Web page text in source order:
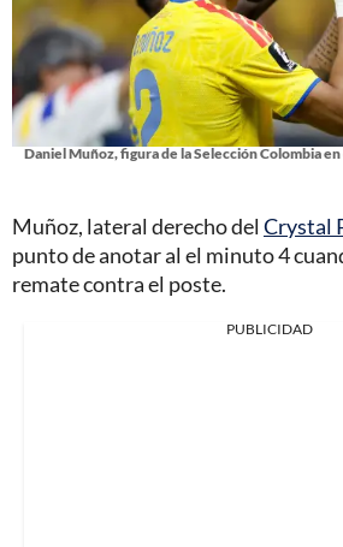
Daniel Muñoz, figura de la Selección Colombia
Muñoz, lateral derecho del Crystal
punto de anotar al el minuto 4
remate contra el poste.
PUBLICIDAD